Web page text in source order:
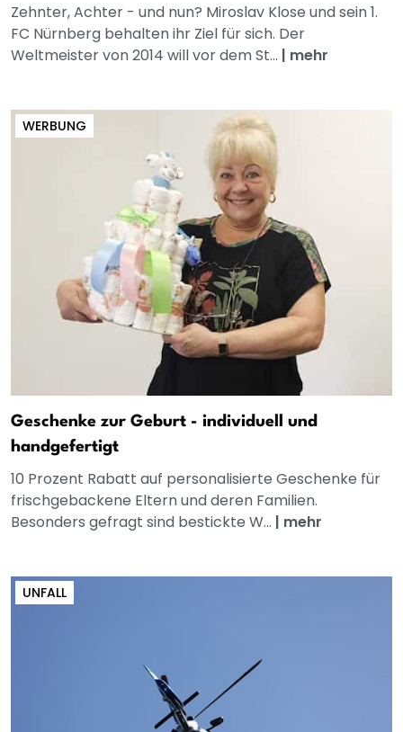
Zehnter, Achter - und nun? Miroslav Klose und sein 1.
FC Nürnberg behalten ihr Ziel für sich. Der
Weltmeister von 2014 will vor dem St... | mehr
WERBUNG
Geschenke zur Geburt - individuell und
handgefertigt
10 Prozent Rabatt auf personalisierte Geschenke für
frischgebackene Eltern und deren Familien.
Besonders gefragt sind bestickte W... | mehr
UNFALL